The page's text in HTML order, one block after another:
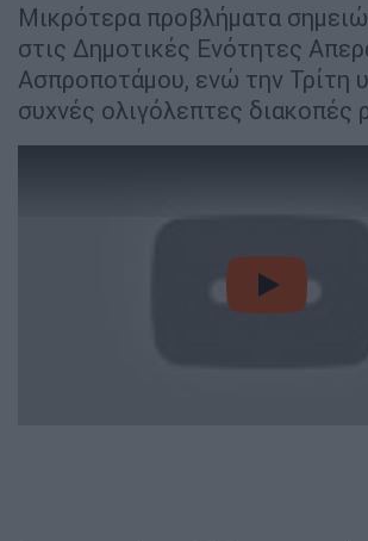
Μικρότερα προβλήματα
στις Δημοτικές Ενότητες
Ασπροποτάμου, ενώ την Τρίτη
συχνές ολιγόλεπτες διακοπές
video